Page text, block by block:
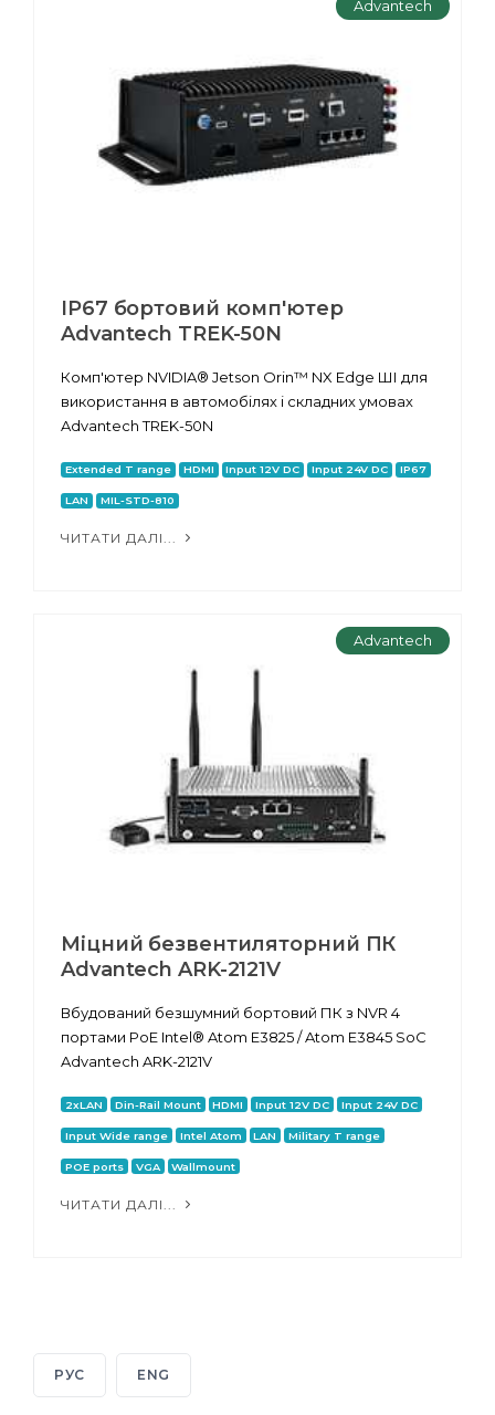
Advantech
IP67 бортовий комп'ютер
Advantech TREK-50N
Комп'ютер NVIDIA® Jetson Orin™ NX Edge ШІ для
використання в автомобілях і складних умовах
Advantech TREK-50N
Extended T range HDMI Input 12V DC Input 24V DC IP67
LAN MIL-STD-810
ЧИТАТИ ДАЛІ...
Advantech
Міцний безвентиляторний ПК
Advantech ARK-2121V
Вбудований безшумний бортовий ПК з NVR 4
портами PoE Intel® Atom E3825 / Atom E3845 SoC
Advantech ARK-2121V
2xLAN Din-Rail Mount HDMI Input 12V DC Input 24V DC
Input Wide range Intel Atom LAN Military T range
POE ports VGA Wallmount
ЧИТАТИ ДАЛІ...
РУС ENG